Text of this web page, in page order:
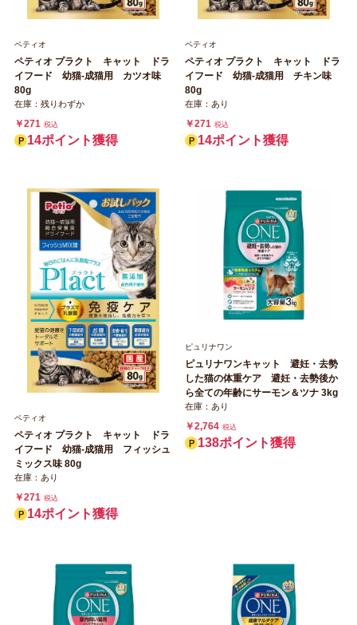
ペティオ
ペティオ プラクト キャット ドラ
イフード 幼猫‐成猫用 カツオ味
80g
在庫：残りわずか
￥271 税込
14ポイント獲得
ペティオ
ペティオ プラクト キャット ドラ
イフード 幼猫‐成猫用 チキン味
80g
在庫：あり
￥271 税込
14ポイント獲得
ペティオ
ペティオ プラクト キャット ドラ
イフード 幼猫‐成猫用 フィッシュ
ミックス味 80g
在庫：あり
￥271 税込
14ポイント獲得
ピュリナワン
ピュリナワンキャット 避妊・去勢
した猫の体重ケア 避妊・去勢後か
ら全ての年齢にサーモン＆ツナ 3kg
在庫：あり
￥2,764 税込
138ポイント獲得